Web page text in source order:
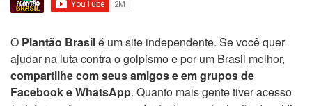
O Plantão Brasilé um site independente. Se você quer
ajudar na luta contra o golpismo e por um Brasil melhor,
compartilhe com seus amigos e em grupos de
Facebook e WhatsApp. Quanto mais gente tiver acesso